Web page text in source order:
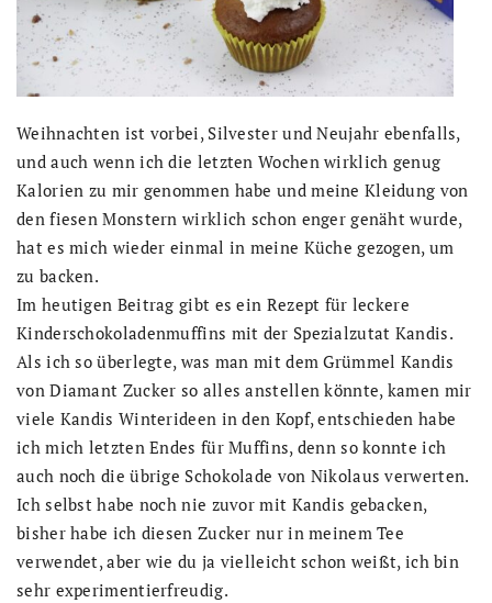
Weihnachten ist vorbei, Silvester und Neujahr ebenfalls,
und auch wenn ich die letzten Wochen wirklich genug
Kalorien zu mir genommen habe und meine Kleidung von
den fiesen Monstern wirklich schon enger genäht wurde,
hat es mich wieder einmal in meine Küche gezogen, um
zu backen.
Im heutigen Beitrag gibt es ein Rezept für leckere
Kinderschokoladenmuffins mit der Spezialzutat Kandis.
Als ich so überlegte, was man mit dem Grümmel Kandis
von Diamant Zucker so alles anstellen könnte, kamen mir
viele Kandis Winterideen in den Kopf, entschieden habe
ich mich letzten Endes für Muffins, denn so konnte ich
auch noch die übrige Schokolade von Nikolaus verwerten.
Ich selbst habe noch nie zuvor mit Kandis gebacken,
bisher habe ich diesen Zucker nur in meinem Tee
verwendet, aber wie du ja vielleicht schon weißt, ich bin
sehr experimentierfreudig.